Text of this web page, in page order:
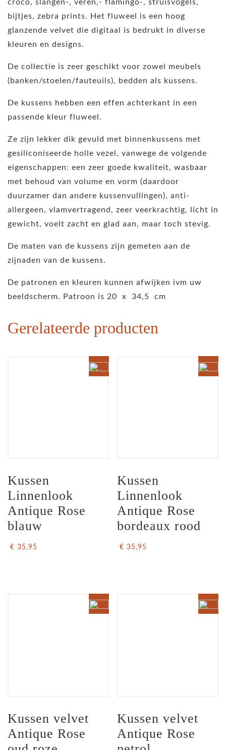
croco, slangen-, veren,- flamingo-, struisvogels,
bijtjes, zebra prints. Het fluweel is een hoog
glanzende velvet die digitaal is bedrukt in diverse
kleuren en designs.
De collectie is zeer geschikt voor zowel meubels
(banken/stoelen/fauteuils), bedden als kussens.
De kussens hebben een effen achterkant in een
passende kleur fluweel.
Ze zijn lekker dik gevuld met binnenkussens met
gesiliconiseerde holle vezel, vanwege de volgende
eigenschappen: een zeer goede kwaliteit, wasbaar
met behoud van volume en vorm (daardoor
duurzamer dan andere kussenvullingen), anti-
allergeen, vlamvertragend, zeer veerkrachtig, licht in
gewicht, voelt zacht en glad aan, maar toch stevig.
De maten van de kussens zijn gemeten aan de
zijnaden van de kussens.
De patronen en kleuren kunnen afwijken ivm uw
beeldscherm. Patroon is 20 x 34,5 cm
Gerelateerde producten
Kussen
Linnenlook
Antique Rose
blauw
€ 35,95
Kussen
Linnenlook
Antique Rose
bordeaux rood
€ 35,95
Kussen velvet
Antique Rose
Kussen velvet
Antique Rose